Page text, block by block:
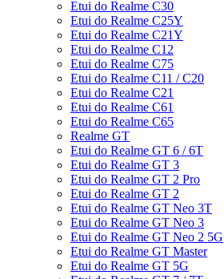
Etui do Realme C30
Etui do Realme C25Y
Etui do Realme C21Y
Etui do Realme C12
Etui do Realme C75
Etui do Realme C11 / C20
Etui do Realme C21
Etui do Realme C61
Etui do Realme C65
Realme GT
Etui do Realme GT 6 / 6T
Etui do Realme GT 3
Etui do Realme GT 2 Pro
Etui do Realme GT 2
Etui do Realme GT Neo 3T
Etui do Realme GT Neo 3
Etui do Realme GT Neo 2 5G
Etui do Realme GT Master
Etui do Realme GT 5G